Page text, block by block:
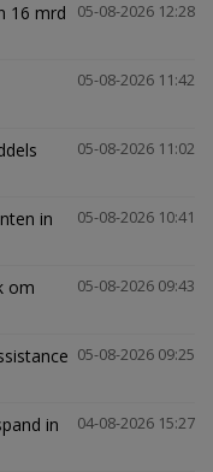
05-08-2026 12:28
16 mrd
05-08-2026 11:42
05-08-2026 11:02
05-08-2026 10:41
in
05-08-2026 09:43
om
05-08-2026 09:25
04-08-2026 15:27
in